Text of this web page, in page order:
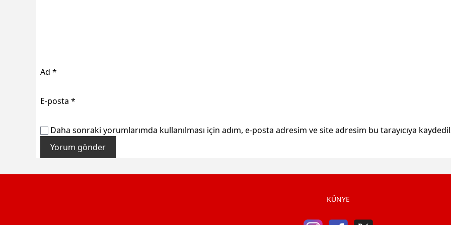
Ad *
E-posta *
Daha sonraki yorumlarımda kullanılması için adım, e-posta adresim ve site adresim bu tarayıcıya
KÜNYE